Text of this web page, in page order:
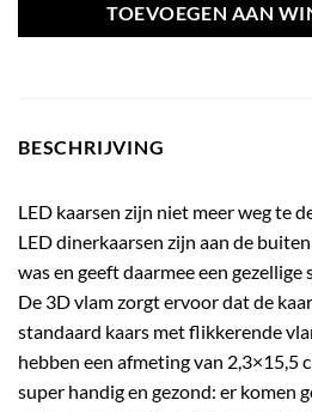
TOEVOEGEN AAN
BESCHRIJVING
LED kaarsen zijn niet meer weg te
LED dinerkaarsen zijn aan de
was en geeft daarmee een
De 3D vlam zorgt ervoor dat de
standaard kaars met flikkerende
hebben een afmeting van 2,3×15,5
super handig en gezond: er komen